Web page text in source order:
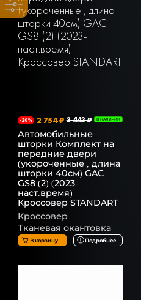
-20% 2 754 ₽ 3 443 ₽ В НАЛИЧИИ
Автомобильные
шторки Комплект на
передние двери
(укороченные , длина
шторки 40см) GAC
GS8 (2) (2023-
наст.время)
Кроссовер STANDART
Кроссовер
Тканевая окантовка
В корзину Подробнее